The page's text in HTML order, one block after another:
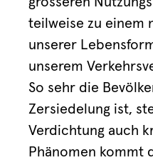
teilweise zu einem
unserer
unserem
So sehr die
Zersiedelung ist,
Verdichtung auch
Phänomen kommt